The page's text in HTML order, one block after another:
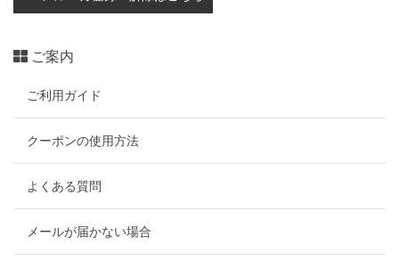
ご案内
ご利用ガイド
クーポンの使用方法
よくある質問
メールが届かない場合